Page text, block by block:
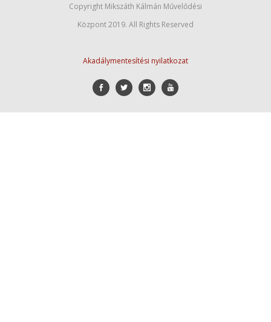
Copyright Mikszáth Kálmán Művelődési
Központ 2019. All Rights Reserved
Akadálymentesítési nyilatkozat